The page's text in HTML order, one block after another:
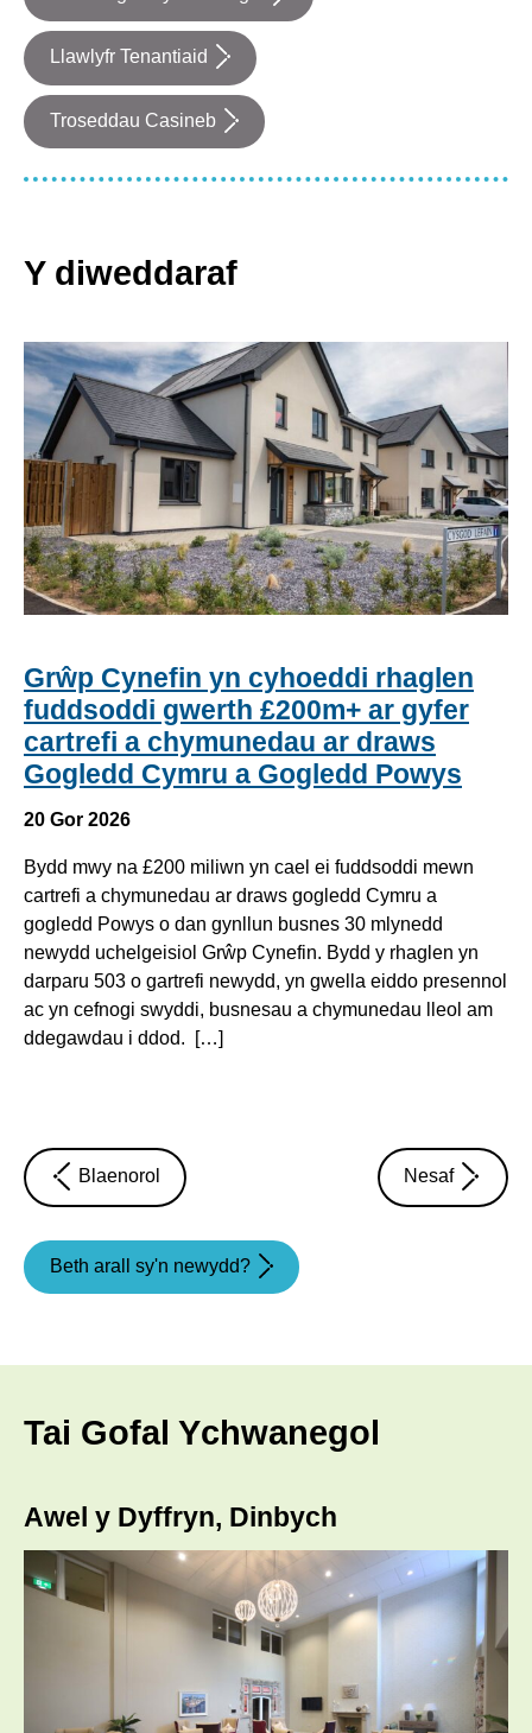
Llawlyfr Tenantiaid
Troseddau Casineb
Y diweddaraf
Grŵp Cynefin yn cyhoeddi rhaglen
fuddsoddi gwerth £200m+ ar gyfer
cartrefi a chymunedau ar draws
Gogledd Cymru a Gogledd Powys
20 Gor 2026
Bydd mwy na £200 miliwn yn cael ei fuddsoddi mewn
cartrefi a chymunedau ar draws gogledd Cymru a
gogledd Powys o dan gynllun busnes 30 mlynedd
newydd uchelgeisiol Grŵp Cynefin. Bydd y rhaglen yn
darparu 503 o gartrefi newydd, yn gwella eiddo presennol
ac yn cefnogi swyddi, busnesau a chymunedau lleol am
ddegawdau i ddod. […]
Blaenorol
news
article
Nesaf
news
article
Beth arall sy'n newydd?
Tai Gofal Ychwanegol
Awel y Dyffryn, Dinbych